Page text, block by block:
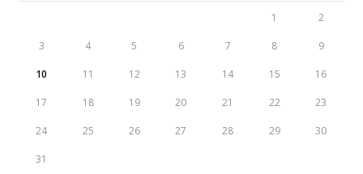
1 2
3 4 5 6 7 8 9
10 11 12 13 14 15 16
17 18 19 20 21 22 23
24 25 26 27 28 29 30
31